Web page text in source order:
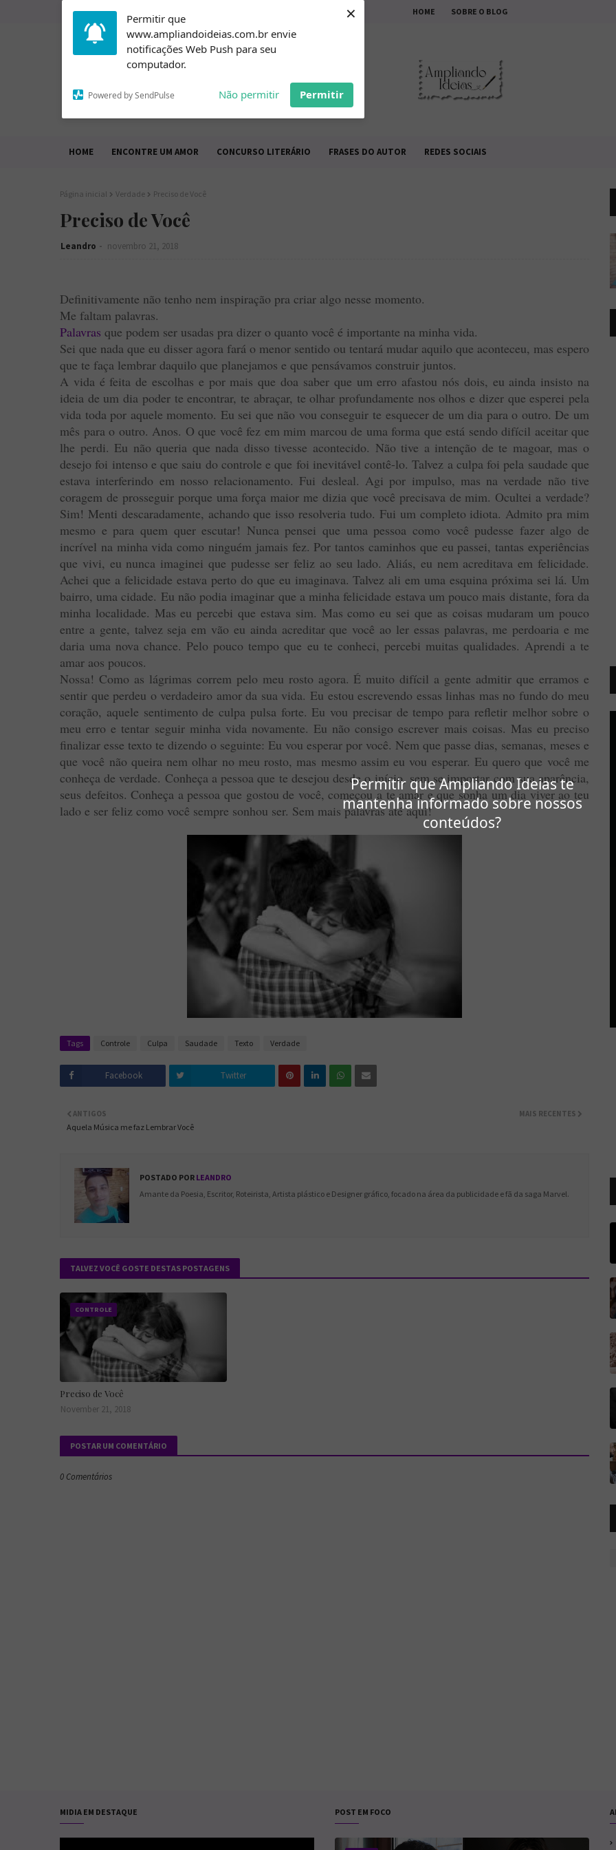
Permitir que
www.ampliandoideias.com.br envie
notificações Web Push para seu
computador.
Powered by SendPulse Não permitir Permitir
×
Permitir que Ampliando Ideias te
mantenha informado sobre nossos
conteúdos?
Subscribe to our
notifications!
To enable permission prompts, click
on the notification icon
HOME SOBRE O BLOG
HOME ENCONTRE UM AMOR CONCURSO LITERÁRIO FRASES DO AUTOR REDES SOCIAIS
Página inicial Verdade Preciso de Você
Preciso de Você
Leandro novembro 21, 2018
Definitivamente não tenho nem inspiração pra criar algo nesse momento.
Me faltam palavras.
Palavras que podem ser usadas pra dizer o quanto você é importante na minha vida.
Sei que nada que eu disser agora fará o menor sentido ou tentará mudar aquilo que aconteceu, mas espero
que te faça lembrar daquilo que planejamos e que pensávamos construir juntos.
A vida é feita de escolhas e por mais que doa saber que um erro afastou nós dois, eu ainda insisto na
ideia de um dia poder te encontrar, te abraçar, te olhar profundamente nos olhos e dizer que esperei pela
vida toda por aquele momento. Eu sei que não vou conseguir te esquecer de um dia para o outro. De um
mês para o outro. Anos. O que você fez em mim marcou de uma forma que está sendo difícil aceitar que
lhe perdi. Eu não queria que nada disso tivesse acontecido. Não tive a intenção de te magoar, mas o
desejo foi intenso e que saiu do controle e que foi inevitável contê-lo. Talvez a culpa foi pela saudade que
estava interferindo em nosso relacionamento. Fui desleal. Agi por impulso, mas na verdade não tive
coragem de prosseguir porque uma força maior me dizia que você precisava de mim. Ocultei a verdade?
Sim! Menti descaradamente, achando que isso resolveria tudo. Fui um completo idiota. Admito pra mim
mesmo e para quem quer escutar! Nunca pensei que uma pessoa como você pudesse fazer algo de
incrível na minha vida como ninguém jamais fez. Por tantos caminhos que eu passei, tantas experiências
que vivi, eu nunca imaginei que pudesse ser feliz ao seu lado. Aliás, eu nem acreditava em felicidade.
Achei que a felicidade estava perto do que eu imaginava. Talvez ali em uma esquina próxima sei lá. Um
bairro, uma cidade. Eu não podia imaginar que a minha felicidade estava um pouco mais distante, fora da
minha localidade. Mas eu percebi que estava sim. Mas como eu sei que as coisas mudaram um pouco
entre a gente, talvez seja em vão eu ainda acreditar que você ao ler essas palavras, me perdoaria e me
daria uma nova chance. Pelo pouco tempo que eu te conheci, percebi muitas qualidades. Aprendi a te
amar aos poucos.
Nossa! Como as lágrimas correm pelo meu rosto agora. É muito difícil a gente admitir que erramos e
sentir que perdeu o verdadeiro amor da sua vida. Eu estou escrevendo essas linhas mas no fundo do meu
coração, aquele sentimento de culpa pulsa forte. Eu vou precisar de tempo para refletir melhor sobre o
meu erro e tentar seguir minha vida novamente. Eu não consigo escrever mais coisas. Mas eu preciso
finalizar esse texto te dizendo o seguinte: Eu vou esperar por você. Nem que passe dias, semanas, meses e
que você não queira nem olhar no meu rosto, mas mesmo assim eu vou esperar. Eu quero que você me
conheça de verdade. Conheça a pessoa que te desejou desde o início, sem se importar com sua aparência,
seus defeitos. Conheça a pessoa que gostou de você, começou a te amar e que sonha um dia viver ao teu
lado e ser feliz como você sempre sonhou ser. Sem mais palavras até aqui!
Tags Controle Culpa Saudade Texto Verdade
Facebook Twitter
MAIS RECENTES
ANTIGOS
Aquela Música me faz Lembrar Você
POSTADO POR LEANDRO
Amante da Poesia, Escritor, Roteirista, Artista plástico e Designer gráfico, focado na área da publicidade e fã da saga Marvel.
TALVEZ VOCÊ GOSTE DESTAS POSTAGENS
CONTROLE
Preciso de Você
November 21, 2018
POSTAR UM COMENTÁRIO
0 Comentários
MIDIA EM DESTAQUE POST EM FOCO